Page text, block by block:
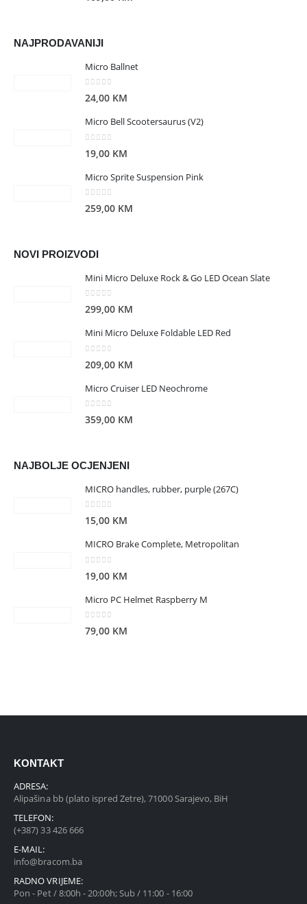
NAJPRODAVANIJI
Micro Ballnet
0 out of 5
24,00 KM
Micro Bell Scootersaurus (V2)
19,00 KM
Micro Sprite Suspension Pink
0 out of 5
259,00 KM
NOVI PROIZVODI
Mini Micro Deluxe Rock & Go LED Ocean Slate
0 out of 5
299,00 KM
Mini Micro Deluxe Foldable LED Red
209,00 KM
Micro Cruiser LED Neochrome
0out of 5
359,00 KM
NAJBOLJE OCJENJENI
MICRO handles, rubber, purple (267C)
0 out of 5
15,00 KM
MICRO Brake Complete, Metropolitan
19,00 KM
Micro PC Helmet Raspberry M
0out of 5
79,00 KM
KONTAKT
ADRESA:
Alipašina bb (plato ispred Zetre), 71000 Sarajevo, BiH
TELEFON:
(+387) 33 426 666
E-MAIL:
info@bracom.ba
RADNO VRIJEME:
Pon - Pet / 8:00h - 20:00h; Sub / 11:00 - 16:00